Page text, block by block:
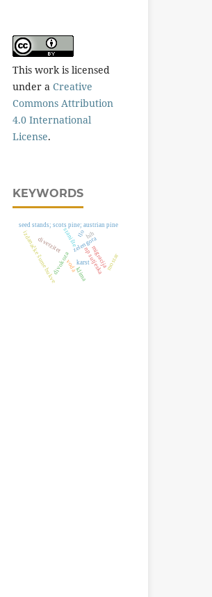
This work is licensed
under a Creative
Commons Attribution
4.0 International
License.
KEYWORDS
stanište
divokoza
zelengora
np sutjeska
migracija
seed stands; scots pine; austrian pine
karst
tlo
voda
klima
mostar
izdanačke šume bukve
diverzitet
bih